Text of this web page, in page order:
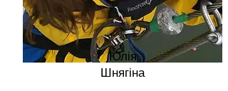
Юлія
Шнягіна